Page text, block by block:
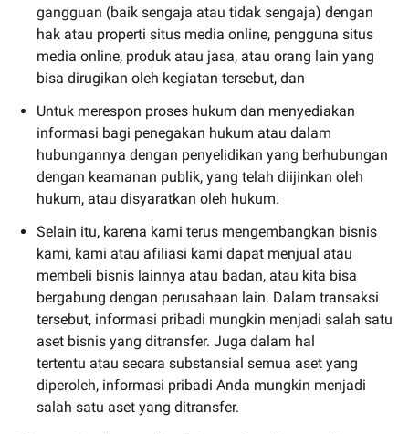
gangguan (baik sengaja atau tidak sengaja) dengan
hak atau properti situs media online, pengguna situs
media online, produk atau jasa, atau orang lain yang
bisa dirugikan oleh kegiatan tersebut, dan
Untuk merespon proses hukum dan menyediakan
informasi bagi penegakan hukum atau dalam
hubungannya dengan penyelidikan yang berhubungan
dengan keamanan publik, yang telah diijinkan oleh
hukum, atau disyaratkan oleh hukum.
Selain itu, karena kami terus mengembangkan bisnis
kami, kami atau afiliasi kami dapat menjual atau
membeli bisnis lainnya atau badan, atau kita bisa
bergabung dengan perusahaan lain. Dalam transaksi
tersebut, informasi pribadi mungkin menjadi salah satu
aset bisnis yang ditransfer. Juga dalam hal
tertentu atau secara substansial semua aset yang
diperoleh, informasi pribadi Anda mungkin menjadi
salah satu aset yang ditransfer.